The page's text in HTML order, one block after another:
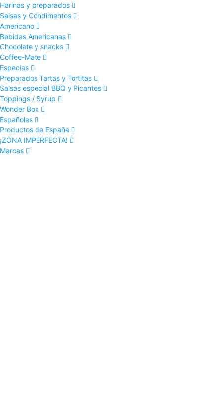
Harinas y preparados
Salsas y Condimentos
Americano
Bebidas Americanas
Chocolate y snacks
Coffee-Mate
Especias
Preparados Tartas y Tortitas
Salsas especial BBQ y Picantes
Toppings / Syrup
Wonder Box
Españoles
Productos de España
¡ZONA IMPERFECTA!
Marcas